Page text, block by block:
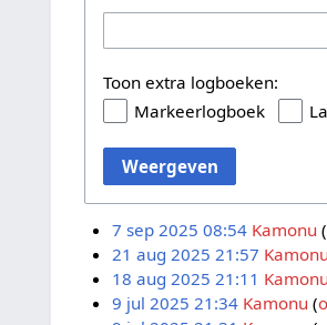
Toon extra logboeken:
Markeerlogboek
Weergeven
7 sep 2025 08:54 Kamonu
21 aug 2025 21:57 Kamonu
18 aug 2025 21:11 Kamonu
9 jul 2025 21:34 Kamonu